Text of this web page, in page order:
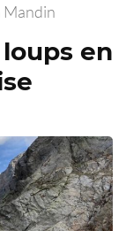
Mandin
en